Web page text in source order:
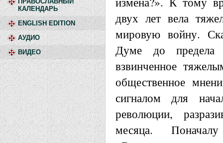
КАЛЕНДАРЬ
ENGLISH EDITION
АУДИО
ВИДЕО
двух лет вела
мировую войну.
Думе до предела
взвинченное
общественное
сигналом для
революции,
месяца.